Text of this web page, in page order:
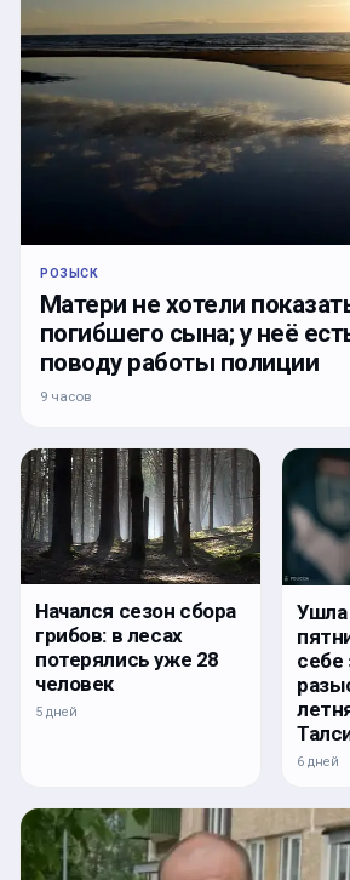
РОЗЫСК
Матери не хотели
погибшего сына; у неё
поводу работы полиции
9 часов
Начался сезон сбора
грибов: в лесах
потерялись уже 28
человек
5 дней
Ушла
себе
6 дней